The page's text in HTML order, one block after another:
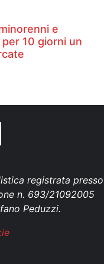
e
10 giorni un
registrata presso
n. 693/21092005
Peduzzi.